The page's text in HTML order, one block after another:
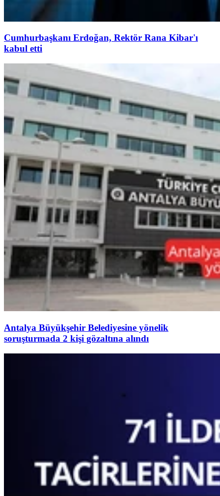
Cumhurbaşkanı Erdoğan, Rektör Rana Kibar'ı
kabul etti
Antalya Büyükşehir Belediyesine yönelik
soruşturmada 2 kişi gözaltına alındı